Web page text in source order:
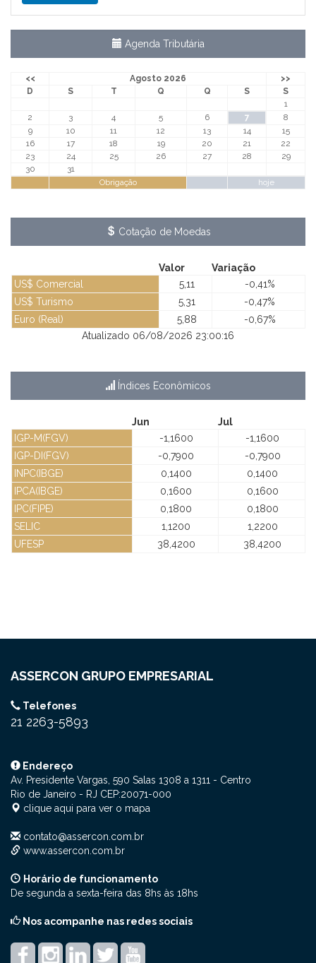
Agenda Tributária
<< Agosto 2026
>>
D
S T Q Q S S
Obrigação hoje
1
2
3 4 5 6 7
8
9
10 11 12 13 14
15
16
17 18 19 20 21
22
23
24 25 26 27 28
29
30
31
Cotação de Moedas
Valor Variação
Atualizado 06/08/2026 23:00:16
US$ Comercial 5,11
-0,41%
US$ Turismo
5,31
-0,47%
Euro (Real)
5,88 -0,67%
Índices Econômicos
Jun
Jul
IGP-M(FGV)
-1,1600
-1,1600
IGP-DI(FGV)
-0,7900
-0,7900
INPC(IBGE)
0,1400
0,1400
IPCA(IBGE)
0,1600
0,1600
IPC(FIPE)
0,1800
0,1800
SELIC
1,1200
1,2200
UFESP
38,4200 38,4200
ASSERCON GRUPO EMPRESARIAL
Telefones
21 2263-5893
Endereço
Av. Presidente Vargas, 590 Salas 1308 a 1311 - Centro
Rio de Janeiro - RJ CEP:20071-000
clique aqui para ver o mapa
contato@assercon.com.br
www.assercon.com.br
Horário de funcionamento
De segunda a sexta-feira das 8hs às 18hs
Nos acompanhe nas redes sociais